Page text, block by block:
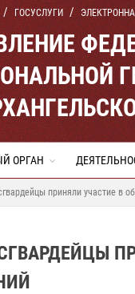
ГОСУСЛУГИ
ОРГАН
приняли участие в